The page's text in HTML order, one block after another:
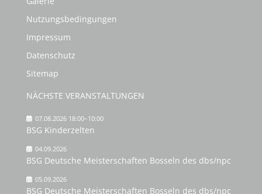
Nutzungsbedingungen
Impressum
Datenschutz
Sitemap
NÄCHSTE VERANSTALTUNGEN
07.08.2026 18:00–10:00
BSG Kinderzelten
04.09.2026
BSG Deutsche Meisterschaften Bosseln des dbs/npc
05.09.2026
BSG Deutsche Meisterschaften Bosseln des dbs/npc